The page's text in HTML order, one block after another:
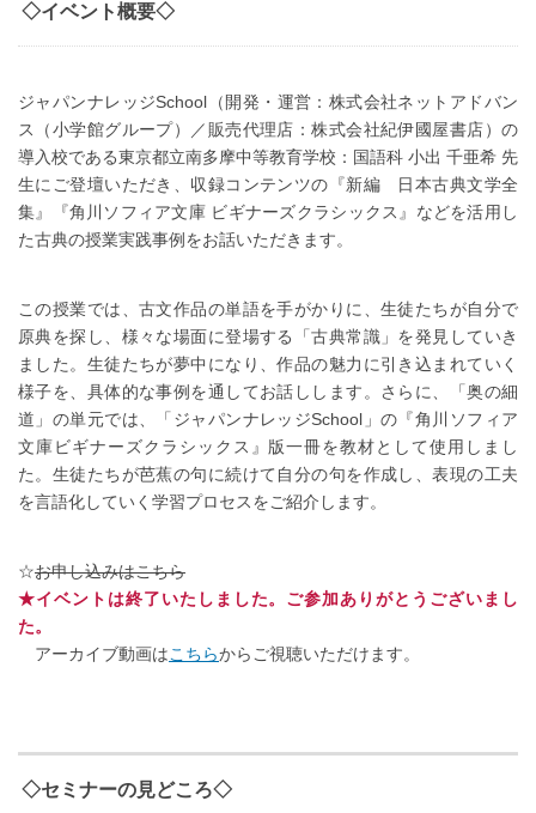
◇イベント概要◇
ジャパンナレッジSchool（開発・運営：株式会社ネットアドバン
ス（小学館グループ）／販売代理店：株式会社紀伊國屋書店）の
導入校である東京都立南多摩中等教育学校：国語科 小出 千亜希 先
生にご登壇いただき、収録コンテンツの『新編 日本古典文学全
集』『角川ソフィア文庫 ビギナーズクラシックス』などを活用し
た古典の授業実践事例をお話いただきます。
この授業では、古文作品の単語を手がかりに、生徒たちが自分で
原典を探し、様々な場面に登場する「古典常識」を発見していき
ました。生徒たちが夢中になり、作品の魅力に引き込まれていく
様子を、具体的な事例を通してお話しします。さらに、「奥の細
道」の単元では、「ジャパンナレッジSchool」の『角川ソフィア
文庫ビギナーズクラシックス』版一冊を教材として使用しまし
た。生徒たちが芭蕉の句に続けて自分の句を作成し、表現の工夫
を言語化していく学習プロセスをご紹介します。
☆お申し込みはこちら
★イベントは終了いたしました。ご参加ありがとうございまし
た。
アーカイブ動画はこちらからご視聴いただけます。
◇セミナーの見どころ◇